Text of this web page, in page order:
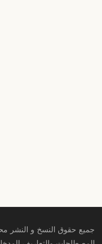
جميع حقوق النسخ و النشر محفوظة